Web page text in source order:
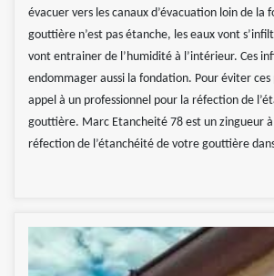
évacuer vers les canaux d’évacuation loin de la
gouttière n’est pas étanche, les eaux vont
vont entrainer de l’humidité à l’intérieur. Ces
endommager aussi la fondation. Pour éviter
appel à un professionnel pour la réfection de
gouttière. Marc Etancheité 78 est un zingueur
réfection de l’étanchéité de votre gouttière